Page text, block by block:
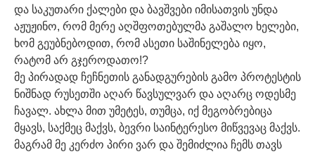
და საკუთარი ქალები და ბავშვები იმისათვის უნდა
აჟუჟინო, რომ მერე აღშფოთებულმა გაშალო ხელები,
ხომ გეუბნებოდით, რომ ასეთი საშინელება იყო,
რატომ არ გჯეროდათო!?
მე პირადად ჩეჩნეთის განადგურების გამო პროტესტის
ნიშნად რუსეთში აღარ წავსულვარ და აღარც ოდესმე
ჩავალ. ახლა მით უმეტეს, თუმცა, იქ მეგობრებიცა
მყავს, საქმეც მაქვს, ბევრი საინტერესო მიწვევაც მაქვს.
მაგრამ მე კერძო პირი ვარ და შემიძლია ჩემს თავს